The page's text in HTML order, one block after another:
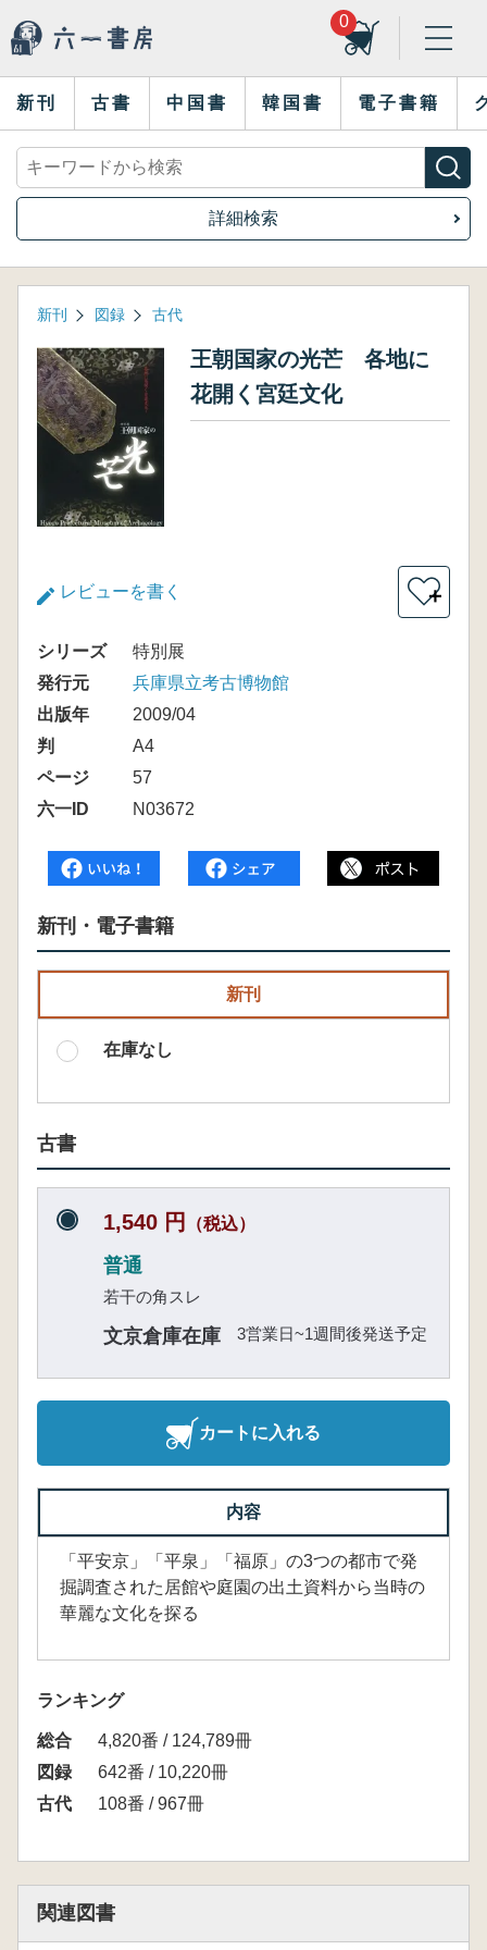
0
新刊 古書 中国書 韓国書 電子書籍
詳細検索
新刊 図録 古代
王朝国家の光芒 各地に
花開く宮廷文化
レビューを書く ＋
シリーズ
特別展
発行元
兵庫県立考古博物館
出版年
2009/04
判
A4
ページ
57
六一ID
N03672
新刊・電子書籍
新刊
在庫なし
古書
1,540 円 （税込）
普通
若干の角スレ
文京倉庫在庫 3営業日~1週間後発送予定
カートに入れる
内容
「平安京」「平泉」「福原」の3つの都市で発
掘調査された居館や庭園の出土資料から当時の
華麗な文化を探る
ランキング
総合
4,820番 / 124,789冊
図録
642番 / 10,220冊
古代
108番 / 967冊
関連図書